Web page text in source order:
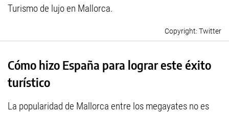
Turismo de lujo en Mallorca.
Twitter
Cómo hizo España para lograr este éxito
turístico
La popularidad de Mallorca entre los megayates no es